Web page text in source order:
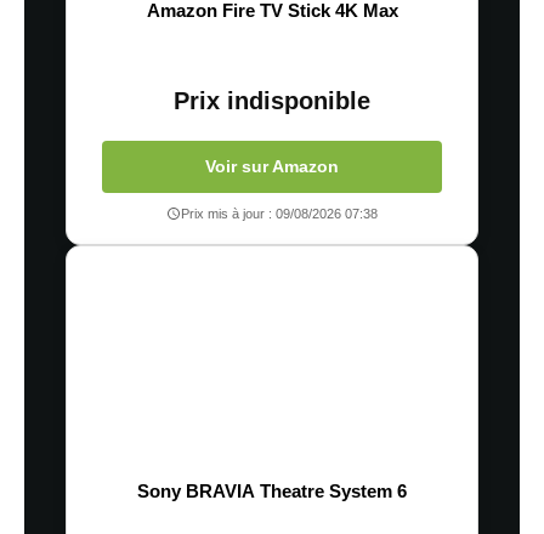
Amazon Fire TV Stick 4K Max
Prix indisponible
Voir sur Amazon
Prix mis à jour : 09/08/2026 07:38
Sony BRAVIA Theatre System 6